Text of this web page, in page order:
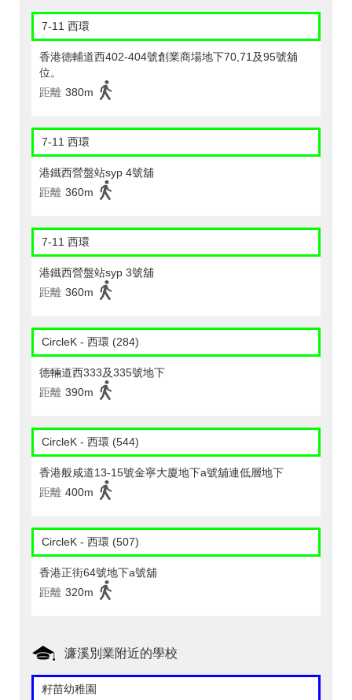
7-11 西環
香港德輔道西402-404號創業商場地下70,71及95號舖
位。
距離 380m
7-11 西環
港鐵西營盤站syp 4號舖
距離 360m
7-11 西環
港鐵西營盤站syp 3號舖
距離 360m
CircleK - 西環 (284)
德輛道西333及335號地下
距離 390m
CircleK - 西環 (544)
香港般咸道13-15號金寧大廈地下a號舖連低層地下
距離 400m
CircleK - 西環 (507)
香港正街64號地下a號舖
距離 320m
濂溪別業附近的學校
籽苗幼稚園